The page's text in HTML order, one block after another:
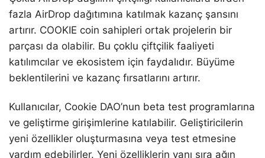
fazla AirDrop dağıtımına katılmak kazanç şansını
artırır. COOKIE coin sahipleri ortak projelerin bir
parçası da olabilir. Bu çoklu çiftçilik faaliyeti
katılımcılar ve ekosistem için faydalıdır. Büyüme
beklentilerini ve kazanç fırsatlarını artırır.
Kullanıcılar, Cookie DAO’nun beta test programlarına
ve geliştirme girişimlerine katılabilir. Geliştiricilerin
yeni özellikler oluşturmasına veya test etmesine
yardım edebilirler. Yeni özelliklerin yanı sıra ağın